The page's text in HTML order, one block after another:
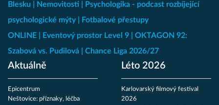
Blesku
Nemovitosti
Psychologika - podcast rozbíjející
psychologické mýty
Fotbalové přestupy
ONLINE
Eventový prostor Level 9
OKTAGON 92:
Szabová vs. Pudilová
Chance Liga 2026/27
Aktuálně
Epicentrum
Neštovice: příznaky, léčba
Léto 2026
Karlovarský filmový festival
2026